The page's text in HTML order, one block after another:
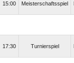
15:00 Meisterschaftsspiel
17:30 Turnierspiel